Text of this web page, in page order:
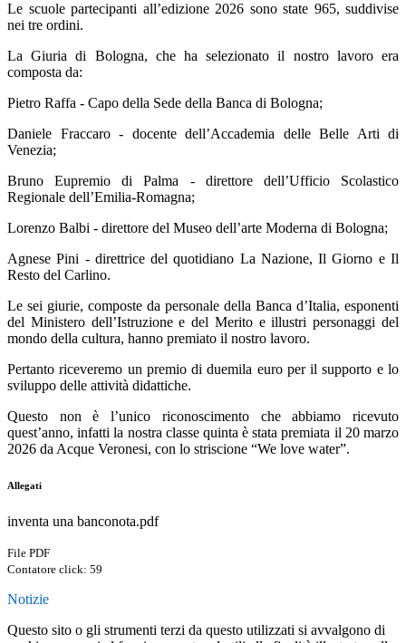
Le scuole partecipanti all’edizione 2026 sono state 965, suddivise
nei tre ordini.
La Giuria di Bologna, che ha selezionato il nostro lavoro era
composta da:
Pietro Raffa - Capo della Sede della Banca di Bologna;
Daniele Fraccaro - docente dell’Accademia delle Belle Arti di
Venezia;
Bruno Eupremio di Palma - direttore dell’Ufficio Scolastico
Regionale dell’Emilia-Romagna;
Lorenzo Balbi - direttore del Museo dell’arte Moderna di Bologna;
Agnese Pini - direttrice del quotidiano La Nazione, Il Giorno e Il
Resto del Carlino.
Le sei giurie, composte da personale della Banca d’Italia, esponenti
del Ministero dell’Istruzione e del Merito e illustri personaggi del
mondo della cultura, hanno premiato il nostro lavoro.
Pertanto riceveremo un premio di duemila euro per il supporto e lo
sviluppo delle attività didattiche.
Questo non è l’unico riconoscimento che abbiamo ricevuto
quest’anno, infatti la nostra classe quinta è stata premiata il 20 marzo
2026 da Acque Veronesi, con lo striscione “We love water”.
Allegati
inventa una banconota.pdf
File PDF
Contatore click: 59
Notizie
Questo sito o gli strumenti terzi da questo utilizzati si avvalgono di